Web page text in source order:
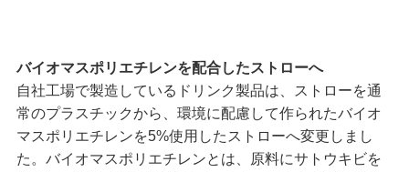
バイオマスポリエチレンを配合したストローへ
自社工場で製造しているドリンク製品は、ストローを通
常のプラスチックから、環境に配慮して作られたバイオ
マスポリエチレンを5%使用したストローへ変更しまし
た。バイオマスポリエチレンとは、原料にサトウキビを